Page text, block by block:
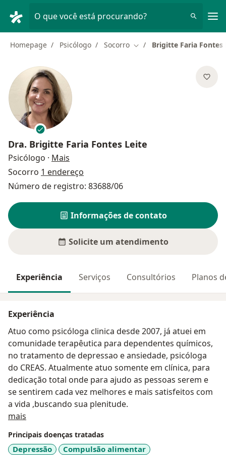
O que você está procurando?
Homepage Psicólogo Socorro Mudar de cidade
Brigitte Faria Fontes
Dra. Brigitte Faria Fontes Leite
Psicólogo · Mais
Socorro 1 endereço
Número de registro: 83688/06
Informações de contato
Solicite um atendimento
Experiência Serviços Consultórios Planos
Experiência
Atuo como psicóloga clinica desde 2007, já atuei em
comunidade terapêutica para dependentes químicos,
no tratamento de depressao e ansiedade, psicóloga
do CREAS. Atualmente atuo somente em clínica, para
dedicação total onde para ajudo as pessoas serem e
se sentirem cada vez melhores e mais satisfeitos com
a vida ,buscando sua plenitude.
mais
Principais doenças tratadas
Depressão
Compulsão alimentar